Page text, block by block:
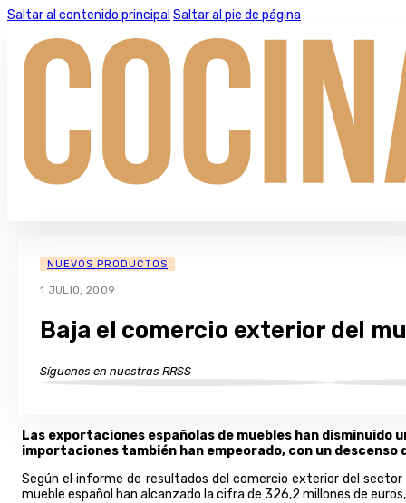
Saltar al contenido principal Saltar al pie de página
NUEVOS PRODUCTOS
1 JULIO, 2009
Baja el comercio exterior del
Síguenos en nuestras RRSS
Las exportaciones españolas de muebles han
importaciones también han empeorado, con un descenso
Según el informe de resultados del comercio exterior del
mueble español han alcanzado la cifra de 326,2 millones de